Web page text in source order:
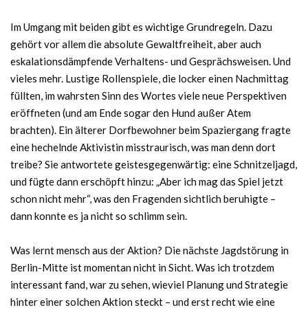
Im Umgang mit beiden gibt es wichtige Grundregeln. Dazu
gehört vor allem die absolute Gewaltfreiheit, aber auch
eskalationsdämpfende Verhaltens- und Gesprächsweisen. Und
vieles mehr. Lustige Rollenspiele, die locker einen Nachmittag
füllten, im wahrsten Sinn des Wortes viele neue Perspektiven
eröffneten (und am Ende sogar den Hund außer Atem
brachten). Ein älterer Dorfbewohner beim Spaziergang fragte
eine hechelnde Aktivistin misstraurisch, was man denn dort
treibe? Sie antwortete geistesgegenwärtig: eine Schnitzeljagd,
und fügte dann erschöpft hinzu: „Aber ich mag das Spiel jetzt
schon nicht mehr“, was den Fragenden sichtlich beruhigte –
dann konnte es ja nicht so schlimm sein.
Was lernt mensch aus der Aktion? Die nächste Jagdstörung in
Berlin-Mitte ist momentan nicht in Sicht. Was ich trotzdem
interessant fand, war zu sehen, wieviel Planung und Strategie
hinter einer solchen Aktion steckt – und erst recht wie eine